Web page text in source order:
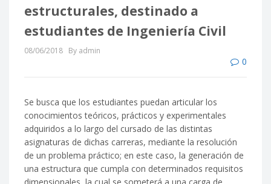
estructurales, destinado a
estudiantes de Ingeniería Civil
08/06/2018 By admin
0
Se busca que los estudiantes puedan articular los
conocimientos teóricos, prácticos y experimentales
adquiridos a lo largo del cursado de las distintas
asignaturas de dichas carreras, mediante la resolución
de un problema práctico; en este caso, la generación de
una estructura que cumpla con determinados requisitos